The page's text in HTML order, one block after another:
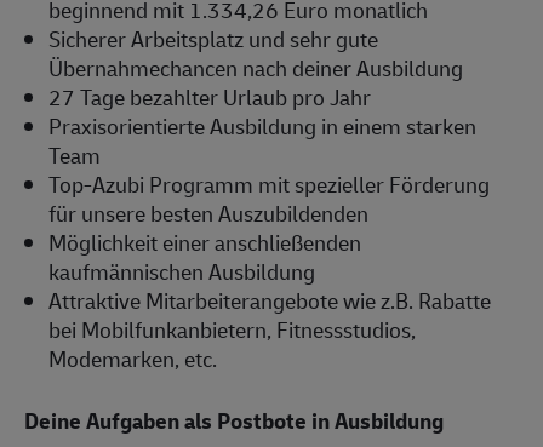
beginnend mit 1.334,26 Euro monatlich
Sicherer Arbeitsplatz und sehr gute
Übernahmechancen nach deiner Ausbildung
27 Tage bezahlter Urlaub pro Jahr
Praxisorientierte Ausbildung in einem starken
Team
Top-Azubi Programm mit spezieller Förderung
für unsere besten Auszubildenden
Möglichkeit einer anschließenden
kaufmännischen Ausbildung
Attraktive Mitarbeiterangebote wie z.B. Rabatte
bei Mobilfunkanbietern, Fitnessstudios,
Modemarken, etc.
Deine Aufgaben als Postbote in Ausbildung